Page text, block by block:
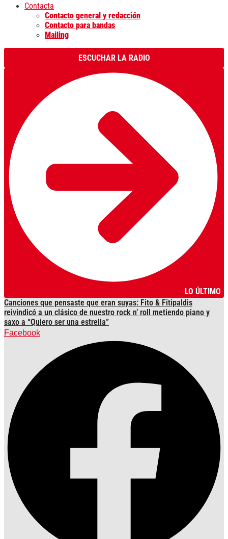
Contacta
Contacto general y redacción
Contacto para bandas
Mailing
ESCUCHAR LA RADIO
LO ÚLTIMO
Canciones que pensaste que eran suyas: Fito & Fitipaldis
reivindicó a un clásico de nuestro rock n’ roll metiendo piano y
saxo a “Quiero ser una estrella”
Facebook